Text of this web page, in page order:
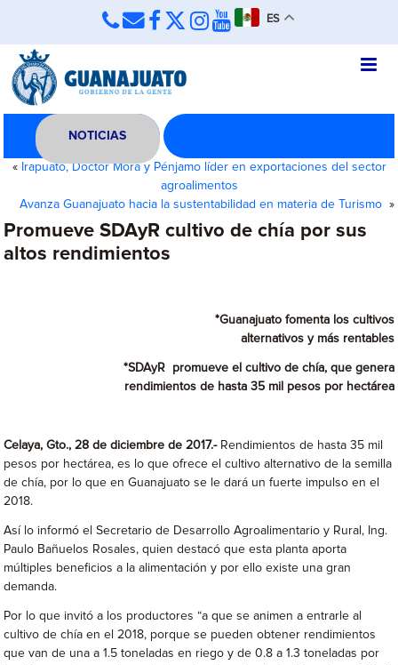
ES
NOTICIAS
« Irapuato, Doctor Mora y Pénjamo líder en exportaciones del sector
agroalimentos
Avanza Guanajuato hacia la sustentabilidad en materia de Turismo »
Promueve SDAyR cultivo de chía por sus
altos rendimientos
*Guanajuato fomenta los cultivos
alternativos y más rentables
*SDAyR promueve el cultivo de chía, que genera
rendimientos de hasta 35 mil pesos por hectárea
Celaya, Gto., 28 de diciembre de 2017.-Rendimientos de hasta 35 mil
pesos por hectárea, es lo que ofrece el cultivo alternativo de la semilla
de chía, por lo que en Guanajuato se le dará un fuerte impulso en el
2018.
Así lo informó el Secretario de Desarrollo Agroalimentario y Rural, Ing.
Paulo Bañuelos Rosales, quien destacó que esta planta aporta
múltiples beneficios a la alimentación y por ello existe una gran
demanda.
Por lo que invitó a los productores “a que se animen a entrarle al
cultivo de chía en el 2018, porque se pueden obtener rendimientos
que van de una a 1.5 toneladas en riego y de 0.8 a 1.3 toneladas por